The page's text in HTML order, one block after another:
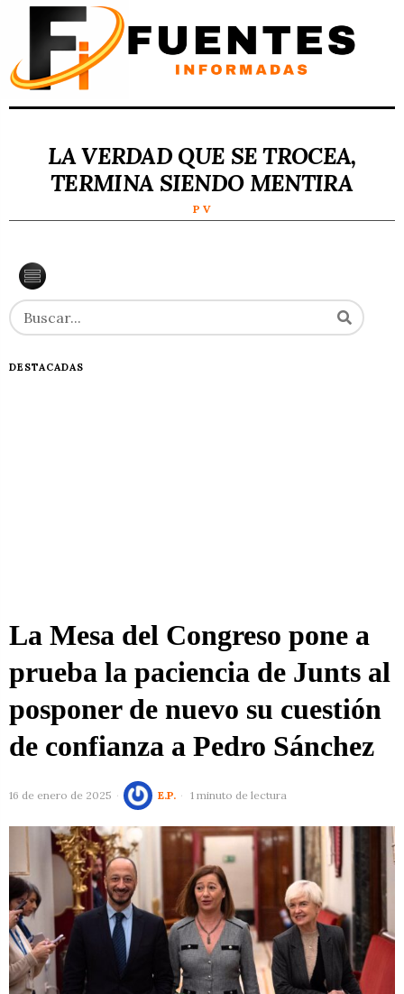
LA VERDAD QUE SE TROCEA,
TERMINA SIENDO MENTIRA
P V
DESTACADAS
La Mesa del Congreso pone a
prueba la paciencia de Junts al
posponer de nuevo su cuestión
de confianza a Pedro Sánchez
16 de enero de 2025 E.P. 1 minuto de lectura